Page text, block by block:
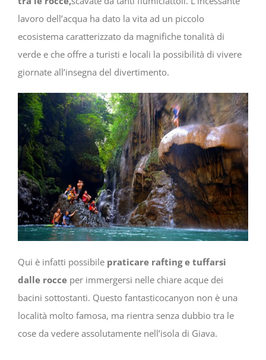
lavoro dell’acqua ha dato la vita ad un piccolo
ecosistema caratterizzato da magnifiche tonalità di
verde e che offre a turisti e locali la possibilità di vivere
giornate all’insegna del divertimento.
Qui è infatti possibile praticare rafting e tuffarsi
dalle rocce per immergersi nelle chiare acque dei
bacini sottostanti. Questo fantasticocanyon non è una
località molto famosa, ma rientra senza dubbio tra le
cose da vedere assolutamente nell’isola di Giava.